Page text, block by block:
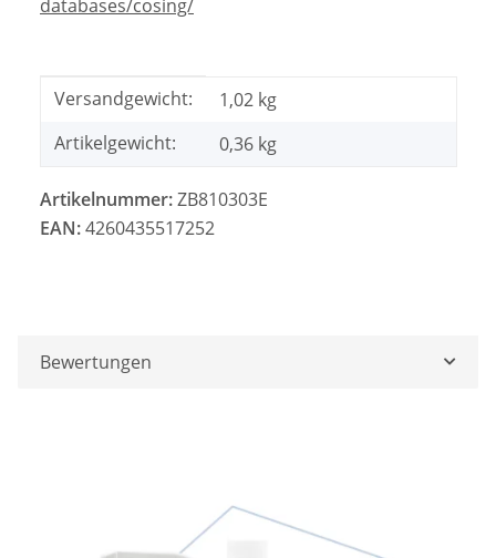
databases/cosing/
Produkteigenschaft
Wert
Versandgewicht:
1,02 kg
Artikelgewicht:
0,36 kg
Artikelnummer:ZB810303E
EAN:4260435517252
Bewertungen